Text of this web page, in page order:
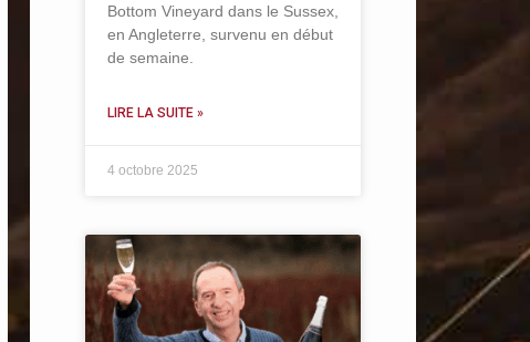
Bottom Vineyard dans le Sussex,
en Angleterre, survenu en début
de semaine.
LIRE LA SUITE »
4 octobre 2025